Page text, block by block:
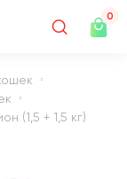
0
(1,5 + 1,5 кг)